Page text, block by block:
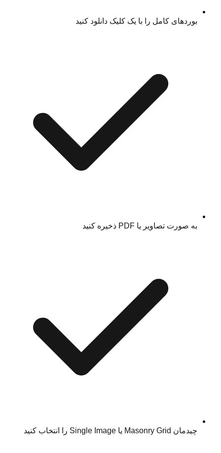
بوردهای کامل را با یک کلیک دانلود کنید
به صورت تصاویر یا PDF ذخیره کنید
چیدمان Masonry Grid یا Single Image را انتخاب کنید